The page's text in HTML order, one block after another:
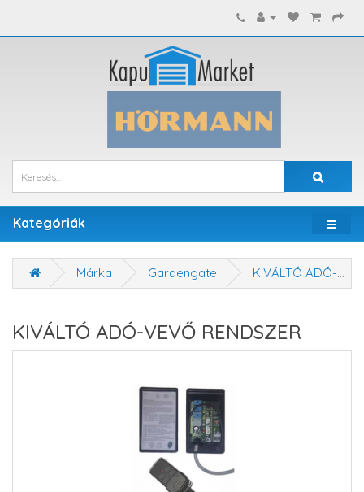
Kategóriák
Márka Gardengate KIVÁLTÓ ADÓ-VEVŐ RENDSZER
KIVÁLTÓ ADÓ-VEVŐ RENDSZER